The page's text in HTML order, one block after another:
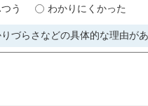
う わかりにくかった
づらさなどの具体的な理由が